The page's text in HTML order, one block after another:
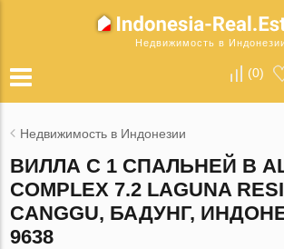
Недвижимость в
(0)
Недвижимость в Индонезии
ВИЛЛА С 1 СПАЛЬНЕЙ В
COMPLEX 7.2 LAGUNA
CANGGU, БАДУНГ,
9638